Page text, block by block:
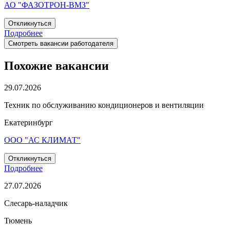
АО "ФАЗОТРОН-ВМЗ"
Откликнуться
Подробнее
Смотреть вакансии работодателя
Похожие вакансии
29.07.2026
Техник по обслуживанию кондиционеров и вентиляции
Екатеринбург
ООО "АС КЛИМАТ"
Откликнуться
Подробнее
27.07.2026
Слесарь-наладчик
Тюмень